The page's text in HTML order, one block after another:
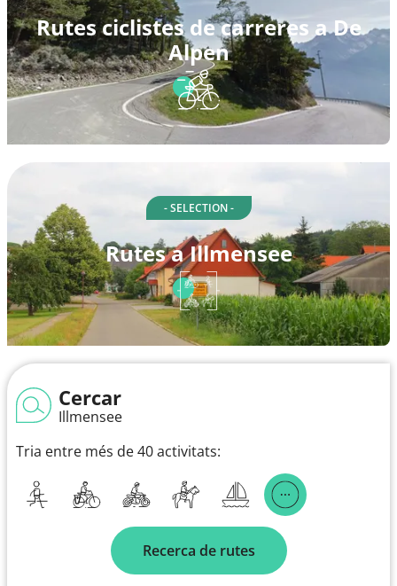
Rutes ciclistes de carreres a De
Alpen
- SELECTION -
Rutes a Illmensee
Cercar
Illmensee
Tria entre més de 40 activitats:
Recerca de rutes